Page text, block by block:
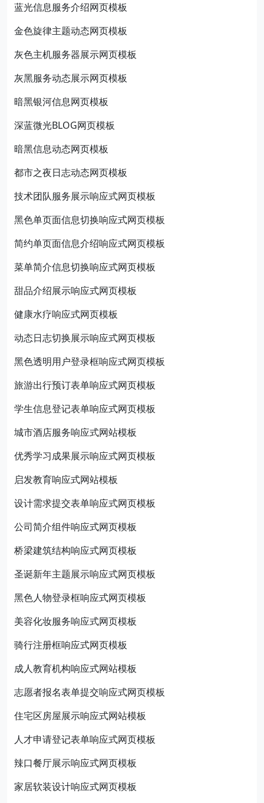
蓝光信息服务介绍网页模板
金色旋律主题动态网页模板
灰色主机服务器展示网页模板
灰黑服务动态展示网页模板
暗黑银河信息网页模板
深蓝微光BLOG网页模板
暗黑信息动态网页模板
都市之夜日志动态网页模板
技术团队服务展示响应式网页模板
黑色单页面信息切换响应式网页模板
简约单页面信息介绍响应式网页模板
菜单简介信息切换响应式网页模板
甜品介绍展示响应式网页模板
健康水疗响应式网页模板
动态日志切换展示响应式网页模板
黑色透明用户登录框响应式网页模板
旅游出行预订表单响应式网页模板
学生信息登记表单响应式网页模板
城市酒店服务响应式网站模板
优秀学习成果展示响应式网页模板
启发教育响应式网站模板
设计需求提交表单响应式网页模板
公司简介组件响应式网页模板
桥梁建筑结构响应式网页模板
圣诞新年主题展示响应式网页模板
黑色人物登录框响应式网页模板
美容化妆服务响应式网页模板
骑行注册框响应式网页模板
成人教育机构响应式网站模板
志愿者报名表单提交响应式网页模板
住宅区房屋展示响应式网站模板
人才申请登记表单响应式网页模板
辣口餐厅展示响应式网页模板
家居软装设计响应式网页模板